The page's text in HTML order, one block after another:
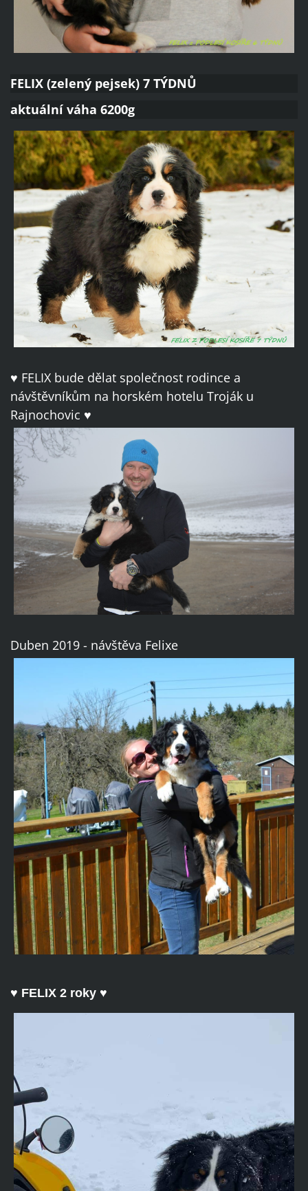
FELIX (zelený pejsek) 7 TÝDNŮ
aktuální váha 6200g
♥ FELIX bude dělat společnost rodince a
návštěvníkům na horském hotelu Troják u
Rajnochovic ♥
Duben 2019 - návštěva Felixe
♥ FELIX 2 roky ♥